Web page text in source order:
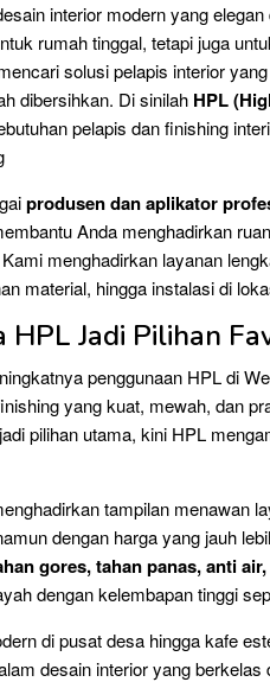
interior modern yang
rumah tinggal, tetapi juga
solusi pelapis interior
dibersihkan. Di sinilah HPL
pelapis dan finishing
produsen dan aplikator
Anda menghadirkan
menghadirkan layanan
material, hingga instalasi di
HPL Jadi Pilihan
penggunaan HPL di
yang kuat, mewah, dan
pilihan utama, kini HPL
tampilan menawan
dengan harga yang jauh
gores, tahan panas, anti
dengan kelembapan tinggi
di pusat desa hingga kafe
desain interior yang berkelas